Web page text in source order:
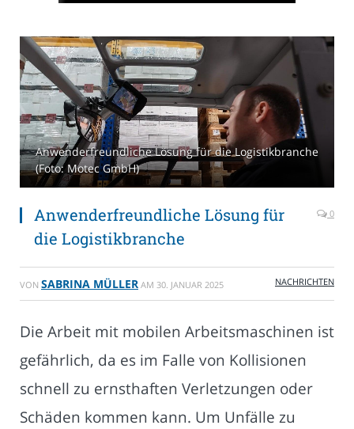
Anwenderfreundliche Lösung für die Logistikbranche
(Foto: Motec GmbH)
Anwenderfreundliche Lösung für
die Logistikbranche
0
VON SABRINA MÜLLER AM 30. JANUAR 2025 NACHRICHTEN
Die Arbeit mit mobilen Arbeitsmaschinen ist
gefährlich, da es im Falle von Kollisionen
schnell zu ernsthaften Verletzungen oder
Schäden kommen kann. Um Unfälle zu